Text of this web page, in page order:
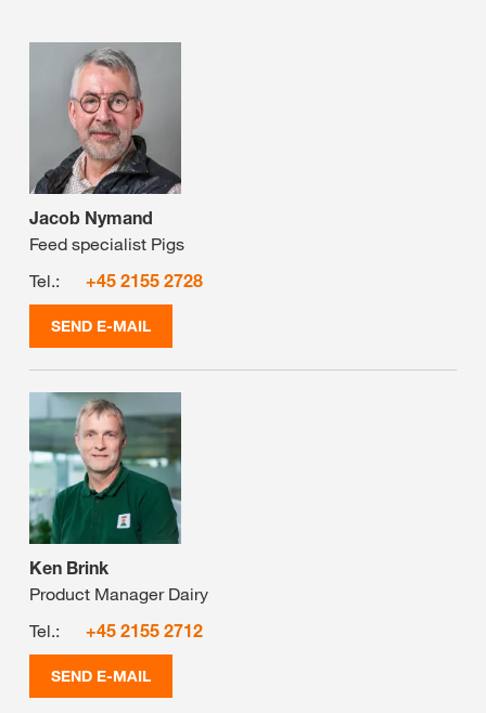
Jacob Nymand
Feed specialist Pigs
Tel.:
+45 2155 2728
SEND E-MAIL
Ken Brink
Product Manager Dairy
Tel.:
+45 2155 2712
SEND E-MAIL